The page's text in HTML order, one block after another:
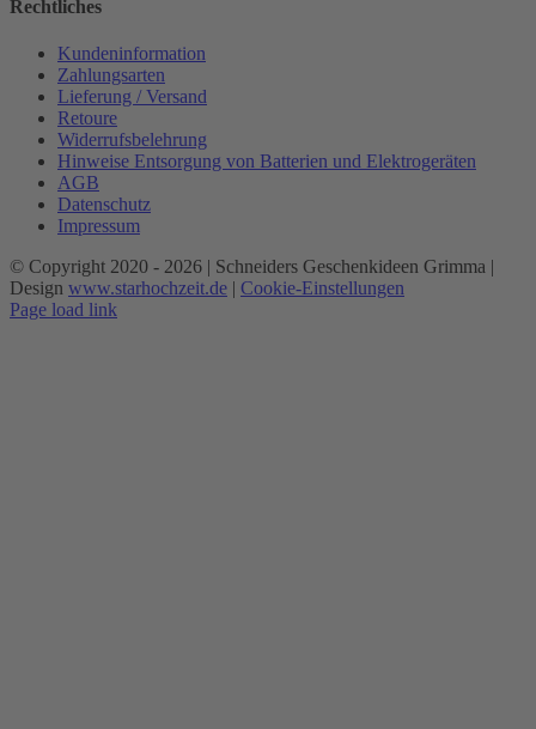
Rechtliches
Kundeninformation
Zahlungsarten
Lieferung / Versand
Retoure
Widerrufsbelehrung
Hinweise Entsorgung von Batterien und Elektrogeräten
AGB
Datenschutz
Impressum
© Copyright 2020 - 2026 | Schneiders Geschenkideen Grimma |
Design www.starhochzeit.de | Cookie-Einstellungen
Page load link